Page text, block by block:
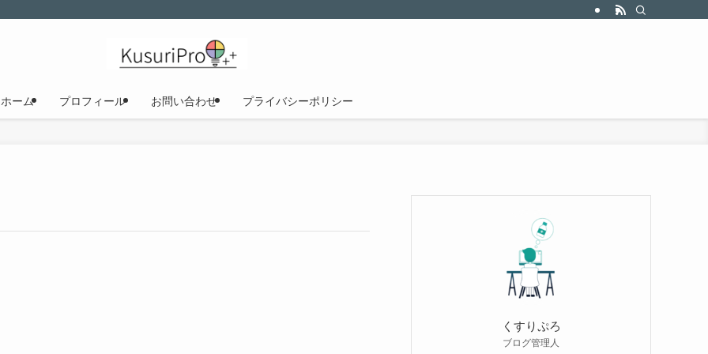
ホーム プロフィール お問い合わせ プライバシーポリシー
くすりぷろ
ブログ管理人